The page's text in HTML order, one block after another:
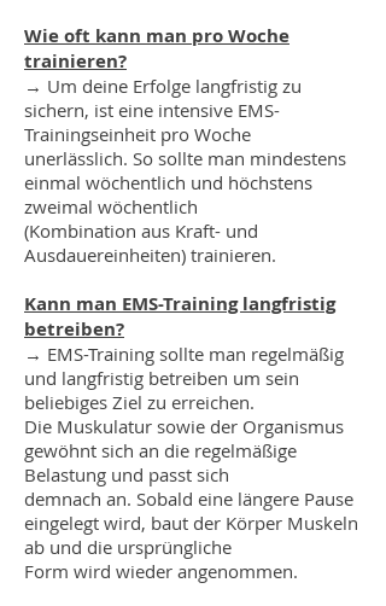
Wie oft kann man pro Woche
trainieren?
→ Um deine Erfolge langfristig zu
sichern, ist eine intensive EMS-
Trainingseinheit pro Woche
unerlässlich. So sollte man mindestens
einmal wöchentlich und höchstens
zweimal wöchentlich
(Kombination aus Kraft- und
Ausdauereinheiten) trainieren.
Kann man EMS-Training langfristig
betreiben?
→ EMS-Training sollte man regelmäßig
und langfristig betreiben um sein
beliebiges Ziel zu erreichen.
Die Muskulatur sowie der Organismus
gewöhnt sich an die regelmäßige
Belastung und passt sich
demnach an. Sobald eine längere Pause
eingelegt wird, baut der Körper Muskeln
ab und die ursprüngliche
Form wird wieder angenommen.